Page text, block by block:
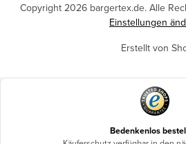
Erstellt von
Copyright 2026 bargertex.de. Alle
Einstellungen